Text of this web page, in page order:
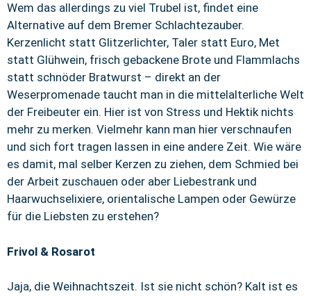
Wem das allerdings zu viel Trubel ist, findet eine
Alternative auf dem Bremer Schlachtezauber.
Kerzenlicht statt Glitzerlichter, Taler statt Euro, Met
statt Glühwein, frisch gebackene Brote und Flammlachs
statt schnöder Bratwurst – direkt an der
Weserpromenade taucht man in die mittelalterliche Welt
der Freibeuter ein. Hier ist von Stress und Hektik nichts
mehr zu merken. Vielmehr kann man hier verschnaufen
und sich fort tragen lassen in eine andere Zeit. Wie wäre
es damit, mal selber Kerzen zu ziehen, dem Schmied bei
der Arbeit zuschauen oder aber Liebestrank und
Haarwuchselixiere, orientalische Lampen oder Gewürze
für die Liebsten zu erstehen?
Frivol & Rosarot
Jaja, die Weihnachtszeit. Ist sie nicht schön? Kalt ist es